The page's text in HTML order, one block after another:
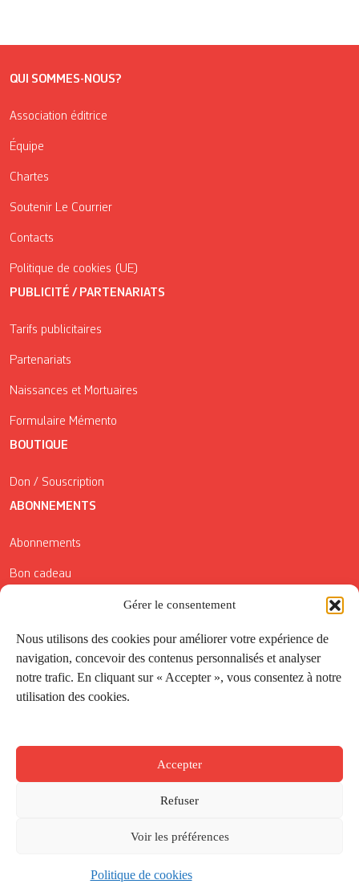
Gérer le consentement
Nous utilisons des cookies pour améliorer votre expérience de
navigation, concevoir des contenus personnalisés et analyser
notre trafic. En cliquant sur « Accepter », vous consentez à notre
utilisation des cookies.
Accepter
Refuser
Voir les préférences
Politique de cookies
QUI SOMMES-NOUS?
Association éditrice
Équipe
Chartes
Soutenir Le Courrier
Contacts
Politique de cookies (UE)
PUBLICITÉ / PARTENARIATS
Tarifs publicitaires
Partenariats
Naissances et Mortuaires
Formulaire Mémento
BOUTIQUE
Don / Souscription
ABONNEMENTS
Abonnements
Bon cadeau
Conditions générales de vente
Réductions de la Carte Côté Courrier
Application